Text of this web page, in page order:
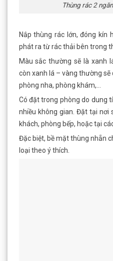
Thùng rác 2
Nắp thùng rác lớn, đóng kín
phát ra từ rác thải bên trong
Màu sắc thường sẽ là xanh
còn xanh lá – vàng thường
phòng nha, phòng khám,…
Có đặt trong phòng do dung
nhiều không gian. Đặt tại nơi
khách, phòng bếp, hoặc tại
Đặc biệt, bề mặt thùng nhẵn
loại theo ý thích.